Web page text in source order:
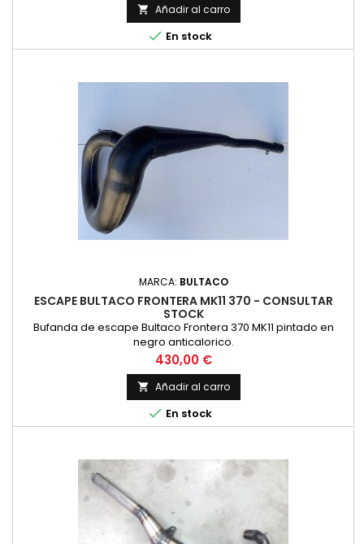
 Añadir al carro
 En stock
MARCA: BULTACO
ESCAPE BULTACO FRONTERA MK11 370 - CONSULTAR
STOCK
Bufanda de escape Bultaco Frontera 370 MK11 pintado en
negro anticalorico.
Precio
430,00 €
 Añadir al carro
 En stock